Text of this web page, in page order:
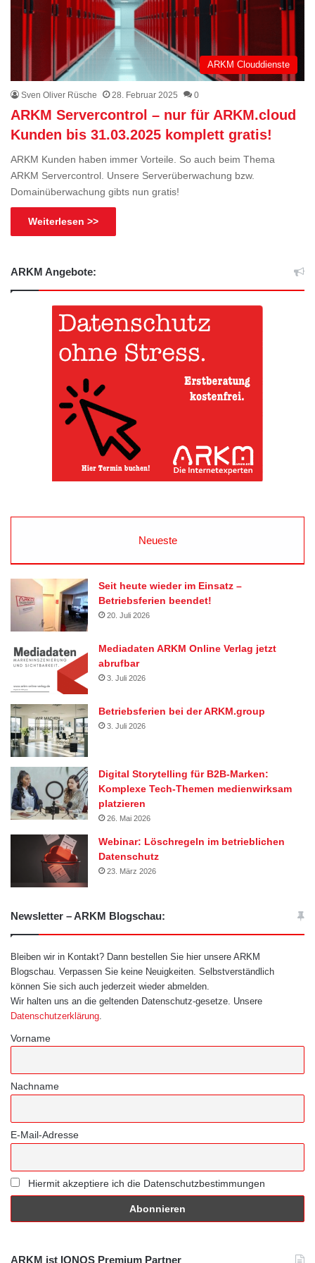
ARKM Clouddienste
Sven Oliver Rüsche 28. Februar 2025 0
ARKM Servercontrol – nur für ARKM.cloud
Kunden bis 31.03.2025 komplett gratis!
ARKM Kunden haben immer Vorteile. So auch beim Thema
ARKM Servercontrol. Unsere Serverüberwachung bzw.
Domainüberwachung gibts nun gratis!
Weiterlesen >>
ARKM Angebote:
Neueste
Seit heute wieder im Einsatz –
Betriebsferien beendet!
20. Juli 2026
Mediadaten ARKM Online Verlag jetzt
abrufbar
3. Juli 2026
Betriebsferien bei der ARKM.group
3. Juli 2026
Digital Storytelling für B2B-Marken:
Komplexe Tech-Themen medienwirksam
platzieren
26. Mai 2026
Webinar: Löschregeln im betrieblichen
Datenschutz
23. März 2026
Newsletter – ARKM Blogschau:
Bleiben wir in Kontakt? Dann bestellen Sie hier unsere ARKM
Blogschau. Verpassen Sie keine Neuigkeiten. Selbstverständlich
können Sie sich auch jederzeit wieder abmelden.
Wir halten uns an die geltenden Datenschutz-gesetze. Unsere
Datenschutzerklärung
Vorname
Nachname
E-Mail-Adresse
Hiermit akzeptiere ich die Datenschutzbestimmungen
ARKM ist IONOS Premium Partner